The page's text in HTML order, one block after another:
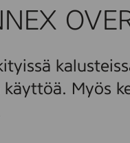
Myös